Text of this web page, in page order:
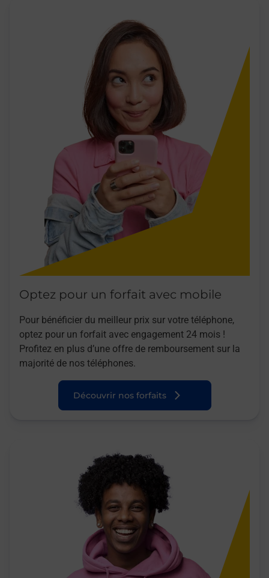
Optez pour un forfait avec mobile
Pour bénéficier du meilleur prix sur votre téléphone,
optez pour un forfait avec engagement 24 mois !
Profitez en plus d’une offre de remboursement sur la
majorité de nos téléphones.
Découvrir nos forfaits